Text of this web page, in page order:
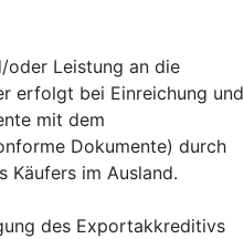
oder Leistung an die
erfolgt bei Einreichung und
mit dem
Dokumente) durch
Käufers im Ausland.
des Exportakkreditivs